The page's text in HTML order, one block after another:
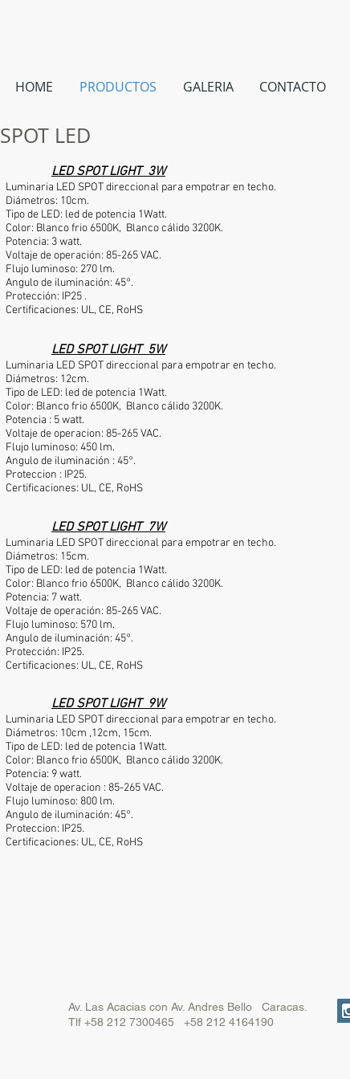
HOME PRODUCTOS GALERIA CONTACTO
SPOT LED
LED SPOT LIGHT 3W
Luminaria LED SPOT direccional para empotrar en techo.
Diámetros: 10cm.
Tipo de LED: led de potencia 1Watt.
Color: Blanco frio 6500K, Blanco cálido 3200K.
Potencia: 3 watt.
Voltaje de operación: 85-265 VAC.
Flujo luminoso: 270 lm.
Angulo de iluminación: 45°.
Protección: IP25 .
Certificaciones: UL, CE, RoHS
LED SPOT LIGHT 5W
Luminaria LED SPOT direccional para empotrar en techo.
Diámetros: 12cm.
Tipo de LED: led de potencia 1Watt.
Color: Blanco frio 6500K, Blanco cálido 3200K.
Potencia : 5 watt.
Voltaje de operacion: 85-265 VAC.
Flujo luminoso: 450 lm.
Angulo de iluminación : 45°.
Proteccion : IP25.
Certificaciones: UL, CE, RoHS
LED SPOT LIGHT 7W
Luminaria LED SPOT direccional para empotrar en techo.
Diámetros: 15cm.
Tipo de LED: led de potencia 1Watt.
Color: Blanco frio 6500K, Blanco cálido 3200K.
Potencia: 7 watt.
Voltaje de operación: 85-265 VAC.
Flujo luminoso: 570 lm.
Angulo de iluminación: 45°.
Protección: IP25.
Certificaciones: UL, CE, RoHS
LED SPOT LIGHT 9W
Luminaria LED SPOT direccional para empotrar en techo.
Diámetros: 10cm ,12cm, 15cm.
Tipo de LED: led de potencia 1Watt.
Color: Blanco frio 6500K, Blanco cálido 3200K.
Potencia: 9 watt.
Voltaje de operacion : 85-265 VAC.
Flujo luminoso: 800 lm.
Angulo de iluminación: 45°.
Proteccion: IP25.
Certificaciones: UL, CE, RoHS
Av. Las Acacias con Av. Andres Bello Caracas.
Tlf +58 212 7300465 +58 212 4164190